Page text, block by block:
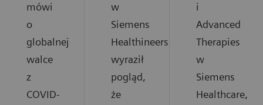
mówi
o
globalnej
walce
z
COVID-
w
Siemens
Healthineers
wyraził
pogląd,
że
i
Advanced
Therapies
w
Siemens
Healthcare,